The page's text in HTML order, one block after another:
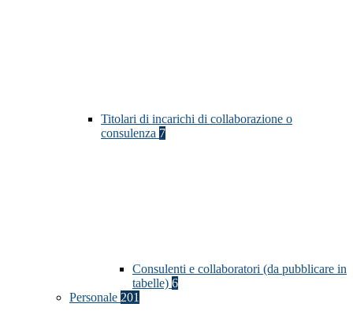
Titolari di incarichi di collaborazione o
consulenza 7
Consulenti e collaboratori (da pubblicare in
tabelle) 6
Personale 201